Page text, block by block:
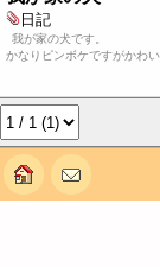
日記
我が家の犬です。
かなりピンボケですがかわ